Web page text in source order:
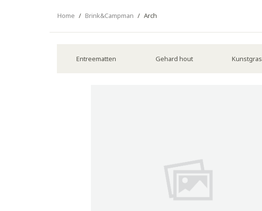
Home / Brink&Campman / Arch
Entreematten Gehard hout Kunstgras